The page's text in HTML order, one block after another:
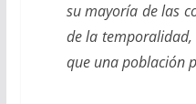
su mayoría de las
de la
que una población